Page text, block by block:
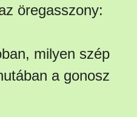
öregasszony:
milyen szép
a gonosz